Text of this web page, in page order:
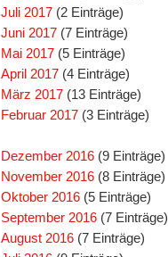
Juli 2017 (2 Einträge)
Juni 2017 (7 Einträge)
Mai 2017 (5 Einträge)
April 2017 (4 Einträge)
März 2017 (13 Einträge)
Februar 2017 (3 Einträge)
Dezember 2016 (9 Einträge)
November 2016 (8 Einträge)
Oktober 2016 (5 Einträge)
September 2016 (7 Einträge)
August 2016 (7 Einträge)